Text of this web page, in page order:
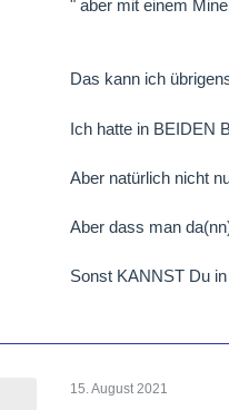
" aber mit einem
Das kann ich
Ich hatte in BEIDEN
Aber natürlich nicht
Aber dass man
Sonst KANNST Du
15. August 2021